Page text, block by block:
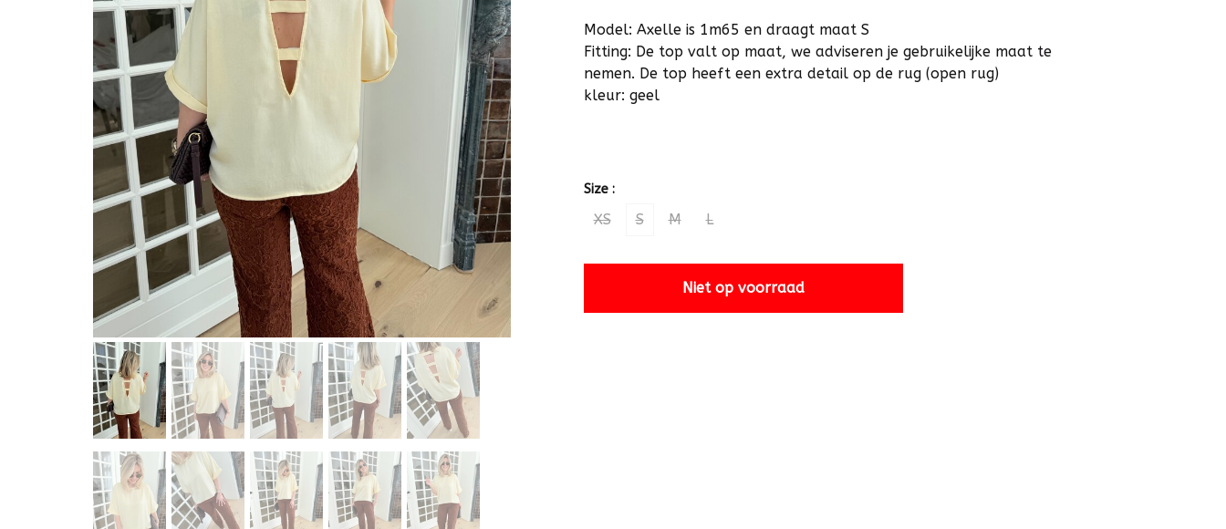
Model: Axelle is 1m65 en draagt maat S
Fitting: De top valt op maat, we adviseren je gebruikelijke maat te
nemen. De top heeft een extra detail op de rug (open rug)
kleur: geel
Size :
XS S M L
Niet op voorraad